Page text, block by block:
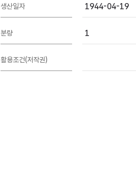
생산일자 1944-04-19
분량 1
활용조건(저작권)